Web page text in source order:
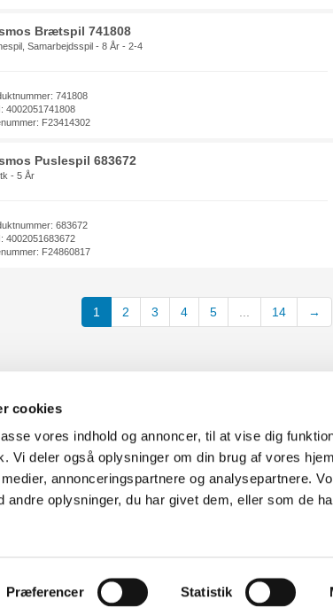
cookies
vores indhold og annoncer, til at vise dig
Vi deler også oplysninger om din brug af vores
annonceringspartnere og analysepartnere.
andre oplysninger, du har givet dem, eller som de
Præferencer Statistik
Brætspil 741808
Samarbejdsspil - 8 År - 2-4
741808
4002051741808
F23414302
Puslespil 683672
- 5 År
683672
4002051683672
F24860817
1 2 3 4 5 ... 14 →
Aarhus
33B, 8381 Tilst
Generelle
Service- og